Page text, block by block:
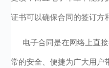
证书可以确保合同的签订方
电子合同是在网络上直
常的安全、便捷为广大用户